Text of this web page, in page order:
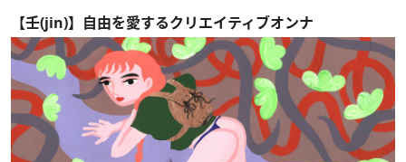
【壬(jin)】自由を愛するクリエイティブオンナ